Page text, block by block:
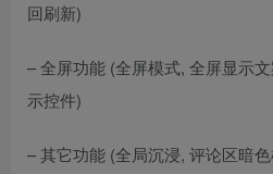
回刷新)
– 全屏功能 (全屏模式, 全屏显示
示控件)
– 其它功能 (全局沉浸, 评论区暗